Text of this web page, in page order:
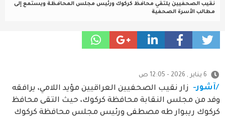
نقيب الصحفيين يلتقي محافظ كركوك ورئيس مجلس المحافظة ويستمع إلى
مطالب الأسرة الصحفية
6 يناير , 2026 - 12:05 ص
/آشور- زار نقيب الصحفيين العراقيين مؤيد اللامي، يرافقه
وفد من مجلس النقابة محافظة كركوك، حيث التقى محافظ
كركوك ريبوار طه مصطفى ورئيس مجلس محافظة كركوك